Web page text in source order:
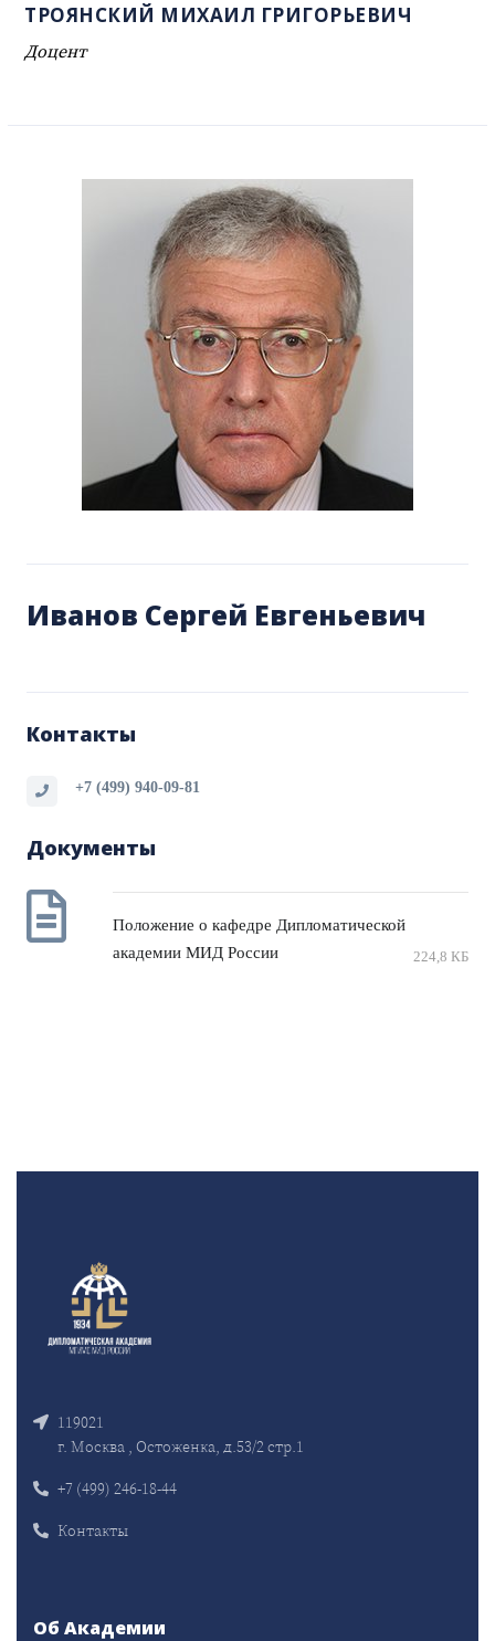
ТРОЯНСКИЙ МИХАИЛ ГРИГОРЬЕВИЧ
Доцент
Иванов Сергей Евгеньевич
Контакты
+7 (499) 940-09-81
Документы
Положение о кафедре Дипломатической
академии МИД России
224,8 КБ
119021
г. Москва , Остоженка, д.53/2 стр.1
+7 (499) 246-18-44
Контакты
Об Академии